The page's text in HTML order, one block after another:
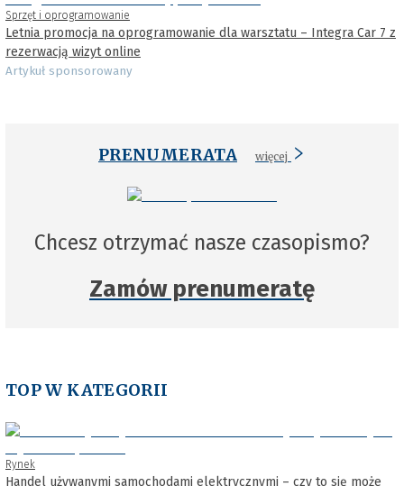
Sprzęt i oprogramowanie
Letnia promocja na oprogramowanie dla warsztatu – Integra Car 7 z
rezerwacją wizyt online
Artykuł sponsorowany
PRENUMERATA więcej
Chcesz otrzymać nasze czasopismo?
Zamów prenumeratę
TOP W KATEGORII
Rynek
Handel używanymi samochodami elektrycznymi – czy to się może